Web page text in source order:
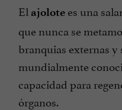
El ajolote es una
que nunca se
branquias externas y
mundialmente
capacidad para
órganos.